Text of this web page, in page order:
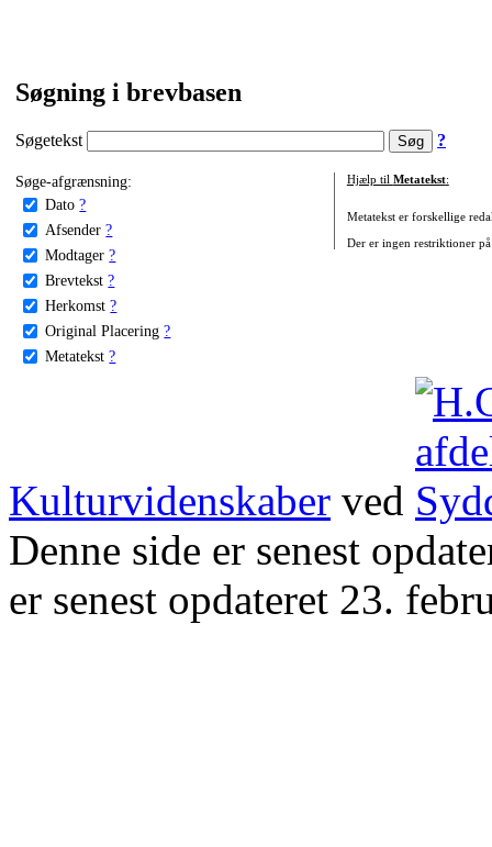
Søgning i brevbasen
Søgetekst ?
Søge-afgrænsning:
Dato ?
Afsender ?
Modtager ?
Brevtekst ?
Herkomst ?
Original Placering ?
Metatekst ?
Hjælp til Metatekst:
Metatekst er forskellige
Der er ingen restriktioner
Kulturvidenskaber ved
Denne side er senest
er senest opdateret 23.